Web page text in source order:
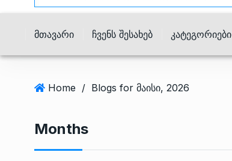
Მთავარი Ჩვენს Შესახებ Კატეგორიები
Home / Blogs for მაისი, 2026
Months